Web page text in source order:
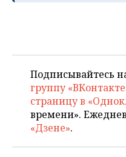
Подписывайтесь
группу
страницу в
времени».
«Дзене».